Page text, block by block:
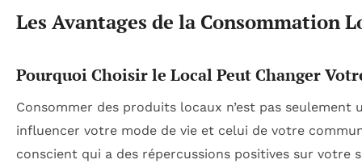
Les Avantages de la Consommation
Pourquoi Choisir le Local Peut Changer
Consommer des produits locaux n’est pas seulement
influencer votre mode de vie et celui de votre
conscient qui a des répercussions positives sur votre